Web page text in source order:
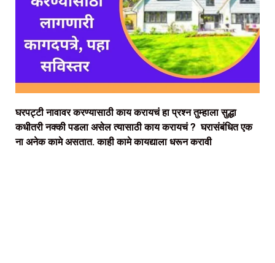
घरपट्टी नावावर करण्यासाठी काय करायचं हा प्रश्न तुम्हाला सुद्धा
कधीतरी नक्की पडला असेल त्यासाठी काय करायचं ? घरासंबंधित एक
ना अनेक कामे असतात. काही कामे कायद्याला धरून करावी